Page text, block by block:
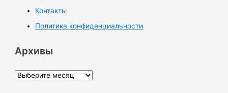
Контакты
Политика конфиденциальности
Архивы
А